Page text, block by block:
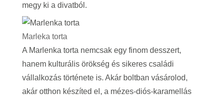
megy ki a divatból.
Marleka torta
A Marlenka torta nemcsak egy finom desszert,
hanem kulturális örökség és sikeres családi
vállalkozás története is. Akár boltban vásárolod,
akár otthon készíted el, a mézes-diós-karamellás